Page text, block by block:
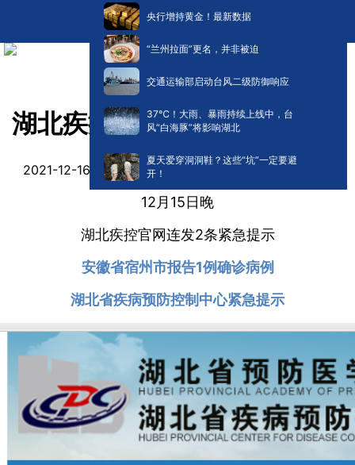
央行增持黄金！最新数据
“兰州拉面”更名，并非被迫
交通运输部启动台风二级防御响应
​37℃！大雨、暴雨持续上线中，台
风“白海豚”将影响湖北
夏天爱穿洞洞鞋？这些“坑”一定要避
开！
湖北疾控连发紧急提示！
2021-12-16 11:26阅读:0
12月15日晚
湖北疾控官网连发2条紧急提示
安徽省宿州市报告1例确诊病例
湖北省疾病预防控制中心紧急提示